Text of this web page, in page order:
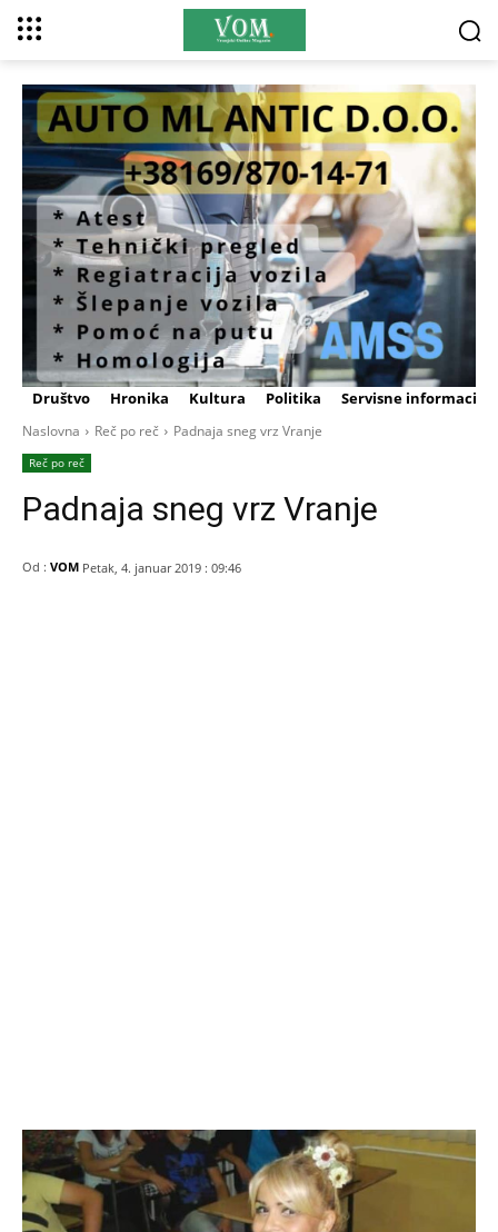
Društvo Hronika Kultura Politika Servisne informacije
Naslovna Reč po reč Padnaja sneg vrz Vranje
Reč po reč
Padnaja sneg vrz Vranje
Od : VOM Petak, 4. januar 2019 : 09:46